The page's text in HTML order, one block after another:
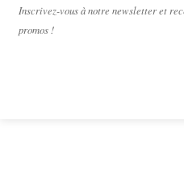
Inscrivez-vous à notre newsletter et
promos !